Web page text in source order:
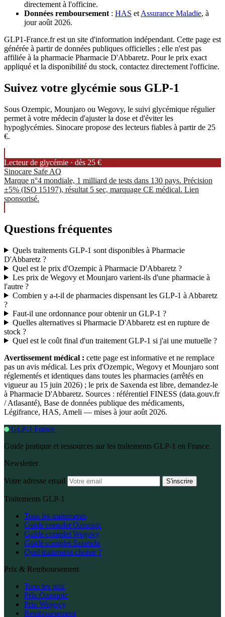
directement à l'officine.
Données remboursement : HAS et Assurance Maladie, à
jour août 2026.
GLP1-France.fr est un site d'information indépendant. Cette page est
générée à partir de données publiques officielles ; elle n'est pas
affiliée à la pharmacie Pharmacie D'Abbaretz. Pour le prix exact
appliqué et la disponibilité du stock, contactez directement l'officine.
Suivez votre glycémie sous GLP-1
Sous Ozempic, Mounjaro ou Wegovy, le suivi glycémique régulier
permet à votre médecin d'ajuster la dose et d'éviter les
hypoglycémies. Sinocare propose des lecteurs fiables à partir de 25
€.
Lecteur de glycémie · dès 25 €
Sinocare Safe AQ
Marque n°4 mondiale, 1 milliard de tests dans 130 pays. Précision
±5% (ISO 15197), résultat 5 sec, marquage CE médical. Lien
sponsorisé.
Questions fréquentes
Quels traitements GLP-1 sont disponibles à Pharmacie
D'Abbaretz ?
Quel est le prix d'Ozempic à Pharmacie D'Abbaretz ?
Les prix de Wegovy et Mounjaro varient-ils d'une pharmacie à
l'autre ?
Combien y a-t-il de pharmacies dispensant les GLP-1 à Abbaretz
?
Faut-il une ordonnance pour obtenir un GLP-1 ?
Quelles alternatives si Pharmacie D'Abbaretz est en rupture de
stock ?
Quel est le coût final d'un traitement GLP-1 si j'ai une mutuelle ?
Avertissement médical : cette page est informative et ne remplace
pas un avis médical. Les prix d'Ozempic, Wegovy et Mounjaro sont
réglementés et identiques dans toutes les pharmacies (arrêtés en
vigueur au 15 juin 2026) ; le prix de Saxenda est libre, demandez-le
à Pharmacie D'Abbaretz. Sources : référentiel FINESS (data.gouv.fr
/ Atlasanté), Base de données publique des médicaments,
Légifrance, HAS, Ameli — mises à jour août 2026.
GLP-1 France
Guide pratique et ressources sur les traitements GLP-1 en France.
Newsletter
Votre adresse email S'inscrire
Traitements GLP-1
Tous les traitements
Guide complet Ozempic
Guide complet Wegovy
Guide complet Saxenda
Quel traitement choisir ?
Prix & Remboursement
Tous les prix
Prix Ozempic
Prix Wegovy
Remboursement